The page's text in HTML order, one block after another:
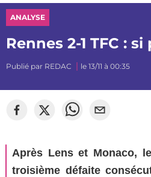
ANALYSE
Rennes 2-1 TFC :
Publié par REDAC le 13/11 à 00:35
Après Lens et Monaco,
troisième défaite